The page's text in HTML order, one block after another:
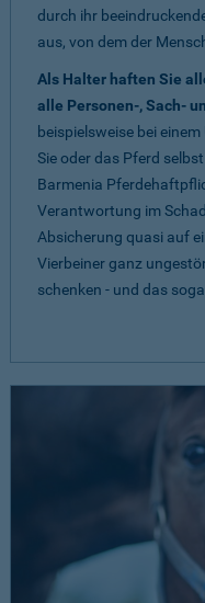
durch ihr
aus, von dem der
Als Halter haften Sie
alle Personen-, Sach-
beispielsweise bei
Sie oder das Pferd
Barmenia
Verantwortung im
Absicherung quasi auf
Vierbeiner ganz
schenken - und das